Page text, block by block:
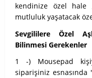
kendinize özel hale
mutluluk yaşatacak
Sevgililere Özel
Bilinmesi Gerekenler
1 -) Mousepad
siparişiniz